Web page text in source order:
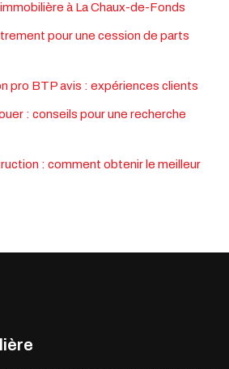
à La Chaux-de-Fonds
pour une cession de parts
pro BTP avis : expériences clients
: conseils pour une recherche
: comment obtenir le meilleur